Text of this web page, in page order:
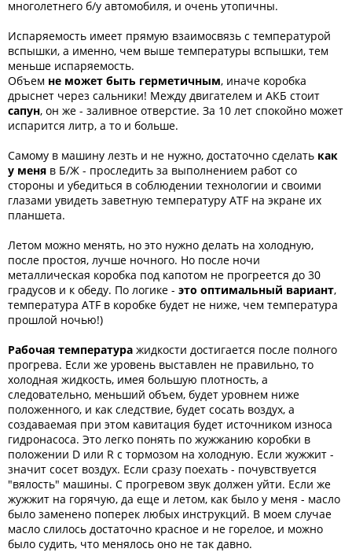
ответа нет. Если менять масло при температуре окружающей среды
примерно такой же. Насколько может отличаться уровень? Разница
с температурой по технологии минимум 5 градусов. Что-то мне
подсказывает,что разницы не будет. Но не уверен, поэтому
спрашиваю.
Насчет поправки на холодный климат. Думаю здесь больше нужно
отталкиваться все-таки от рабочей температуры жидкости, а не от
климата холодного. Так как эта температура везде одинакова и при
И не в обиду будет сказано.. Считаю "в корне не правильной,
уепанской технологией" "НА СВОЙ СТРАХ И РИСК" - покупку
машины с непонятной сервисной историей, с жужжащей
коробкой.. Б/У машину тоже можно найти такую, с которой все ясно
в хорошем смысле этого слова.
многолетнего б/у автомобиля, и очень утопичны.
Испаряемость имеет прямую взаимосвязь с температурой
вспышки, а именно, чем выше температуры вспышки, тем
меньше испаряемость.
Объем не может быть герметичным, иначе коробка
дрыснет через сальники! Между двигателем и АКБ стоит
сапун, он же - заливное отверстие. За 10 лет спокойно может
испарится литр, а то и больше.
Самому в машину лезть и не нужно, достаточно сделать как
у меня в Б/Ж - проследить за выполнением работ со
стороны и убедиться в соблюдении технологии и своими
глазами увидеть заветную температуру ATF на экране их
планшета.
Летом можно менять, но это нужно делать на холодную,
после простоя, лучше ночного. Но после ночи
металлическая коробка под капотом не прогреется до 30
градусов и к обеду. По логике - это оптимальный вариант,
температура ATF в коробке будет не ниже, чем температура
прошлой ночью!)
Рабочая температура жидкости достигается после полного
прогрева. Если же уровень выставлен не правильно, то
холодная жидкость, имея большую плотность, а
следовательно, меньший объем, будет уровнем ниже
положенного, и как следствие, будет сосать воздух, а
создаваемая при этом кавитация будет источником износа
гидронасоса. Это легко понять по жужжанию коробки в
положении D или R с тормозом на холодную. Если жужжит -
значит сосет воздух. Если сразу поехать - почувствуется
"вялость" машины. С прогревом звук должен уйти. Если же
жужжит на горячую, да еще и летом, как было у меня - масло
было заменено поперек любых инструкций. В моем случае
масло слилось достаточно красное и не горелое, и можно
было судить, что менялось оно не так давно.